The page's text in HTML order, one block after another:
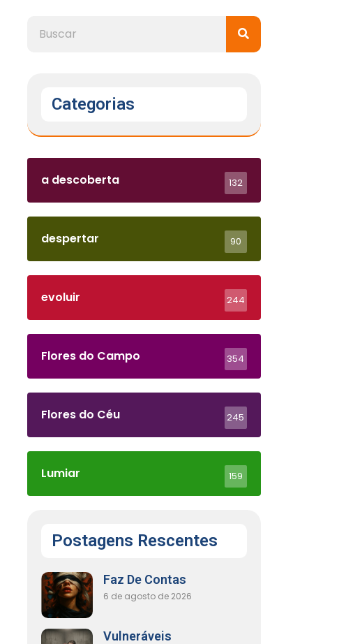
Categorias
a descoberta 132
despertar 90
evoluir 244
Flores do Campo 354
Flores do Céu 245
Lumiar 159
Postagens Rescentes
Faz De Contas
6 de agosto de 2026
Vulneráveis